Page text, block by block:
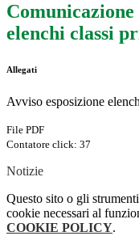
elenchi classi
Allegati
Avviso esposizione
File PDF
Contatore click: 37
Notizie
Questo sito o gli
cookie necessari al
COOKIE POLICY.